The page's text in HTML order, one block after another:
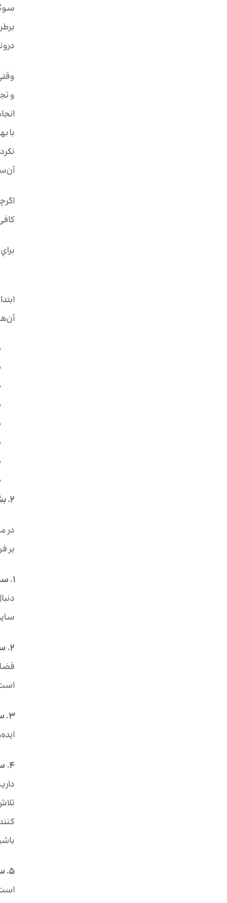
و
با
٢. بشناسيد تا گرفتارشان نشويد: ١٦ سوگيري‌ شناختي كليدي مختص مقوله نوآوري
بر
١. سوگيري‌ تأییدی (Confirmation bias):
٢. سوگيري‌ انطباق (Conformity bias):
٣. سوگيري‌ اقتدار (Authority bias):
٤. سوگيري‌ نفرت از زيان (Loss-aversion bias):
٥. سوگيري‌ عليت كاذب (False causality bias):